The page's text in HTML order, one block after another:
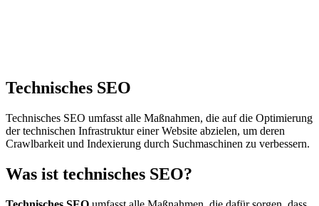
Technisches SEO
Technisches SEO umfasst alle Maßnahmen, die auf die Optimierung
der technischen Infrastruktur einer Website abzielen, um deren
Crawlbarkeit und Indexierung durch Suchmaschinen zu verbessern.
Was ist technisches SEO?